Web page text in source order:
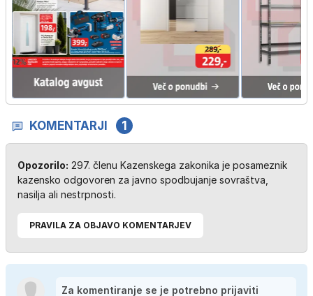
KOMENTARJI 1
Opozorilo: 297. členu Kazenskega zakonika je posameznik
kazensko odgovoren za javno spodbujanje sovraštva,
nasilja ali nestrpnosti.
PRAVILA ZA OBJAVO KOMENTARJEV